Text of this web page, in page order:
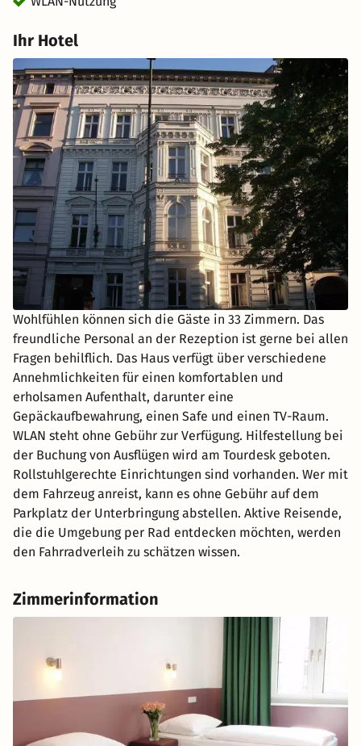
Ihr Hotel
Wohlfühlen können sich die Gäste in 33 Zimmern. Das
freundliche Personal an der Rezeption ist gerne bei allen
Fragen behilflich. Das Haus verfügt über verschiedene
Annehmlichkeiten für einen komfortablen und
erholsamen Aufenthalt, darunter eine
Gepäckaufbewahrung, einen Safe und einen TV-Raum.
WLAN steht ohne Gebühr zur Verfügung. Hilfestellung bei
der Buchung von Ausflügen wird am Tourdesk geboten.
Rollstuhlgerechte Einrichtungen sind vorhanden. Wer mit
dem Fahrzeug anreist, kann es ohne Gebühr auf dem
Parkplatz der Unterbringung abstellen. Aktive Reisende,
die die Umgebung per Rad entdecken möchten, werden
den Fahrradverleih zu schätzen wissen.
Zimmerinformation